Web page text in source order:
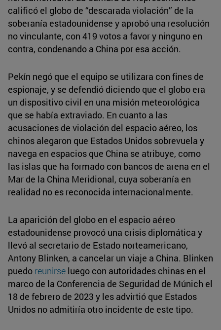
calificó el globo de “descarada violación” de la
soberanía estadounidense y aprobó una resolución
no vinculante, con 419 votos a favor y ninguno en
contra, condenando a China por esa acción.
Pekín negó que el equipo se utilizara con fines de
espionaje, y se defendió diciendo que el globo era
un dispositivo civil en una misión meteorológica
que se había extraviado. En cuanto a las
acusaciones de violación del espacio aéreo, los
chinos alegaron que Estados Unidos sobrevuela y
navega en espacios que China se atribuye, como
las islas que ha formado con bancos de arena en el
Mar de la China Meridional, cuya soberanía en
realidad no es reconocida internacionalmente.
La aparición del globo en el espacio aéreo
estadounidense provocó una crisis diplomática y
llevó al secretario de Estado norteamericano,
Antony Blinken, a cancelar un viaje a China. Blinken
puedo reunirse luego con autoridades chinas en el
marco de la Conferencia de Seguridad de Múnich el
18 de febrero de 2023 y les advirtió que Estados
Unidos no admitiría otro incidente de este tipo.